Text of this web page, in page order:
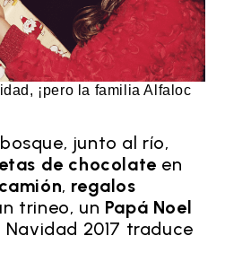
¡pero la familia Alfaloc
junto al río,
de chocolate en
, regalos
trineo, un Papá Noel
2017 traduce